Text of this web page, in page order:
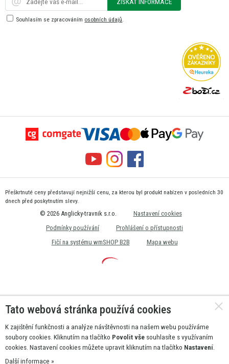
Souhlasím se zpracováním osobních údajů
Přeškrtnuté ceny představují nejnižší cenu, za kterou byl produkt nabízen v posledních 30
dnech před poskytnutím slevy.
© 2026 Anglicky-travnik s.r.o.
Nastavení cookies
Podmínky používání
Prohlášení o přístupnosti
Fičí na systému wmSHOP B2B
Mapa webu
Tato webová stránka používá cookies
K zajištění funkčnosti a analýze návštěvnosti na našem webu používáme
soubory cookies. Kliknutím na tlačítko Povolit vše souhlasíte s využívaním
cookies. Nastavení cookies můžete upravit kliknutím na tlačítko Nastavení
Další informace »